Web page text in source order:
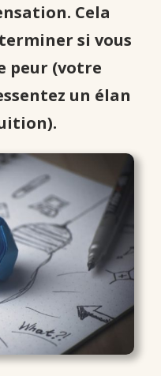
Cela
si vous
peur (votre
un élan